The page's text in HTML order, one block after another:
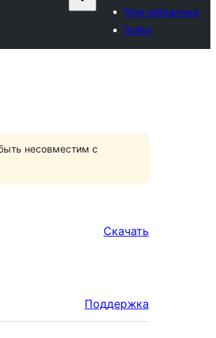
Мои избранные
Войти
несовместим с
Скачать
Поддержка